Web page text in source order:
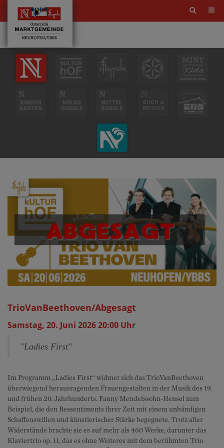
Site
TrioVanBeethoven/Abgesagt
Samstag, 20. Juni 2026 20:00 Uhr
"Ladies First"
Im Programm „Ladies First“ widmet sich das TrioVanBeethoven
überwiegend herausragenden Frauengestalten in der Musik des 19.
und frühen 20. Jahrhunderts. Fanny Mendelssohn-Hensel zum
Beispiel, die den Ressentiments ihrer Zeit mit einem unbändigen
Schaffenswillen und künstlerischer Stärke begegnete. Trotz aller
Widerstände brachte sie es auf mehr als 460 Werke, darunter das
Klaviertrio op. 11, das es ohne Weiteres mit dem berühmten Trio